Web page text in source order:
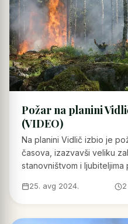
Požar na planini
(VIDEO)
Na planini Vidlič izbio je
časova, izazvavši veliku
stanovništvom i
25. avg 2024.